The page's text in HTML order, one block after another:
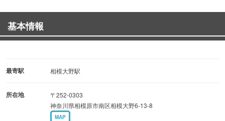
プライベートな空間がお楽しみいただけます！
◎地域密着のこだわり食材
地元神奈川と茨城から新鮮な食材を仕入れて心を込めて調
たまごは小川フェニックスさんの甘味とコクのある卵を使
用しています。
基本情報
最寄駅 相模大野駅
所在地
〒252-0303
神奈川県相模原市南区相模大野6-13-8
MAP